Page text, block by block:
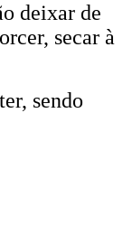
deixar de
secar à
sendo